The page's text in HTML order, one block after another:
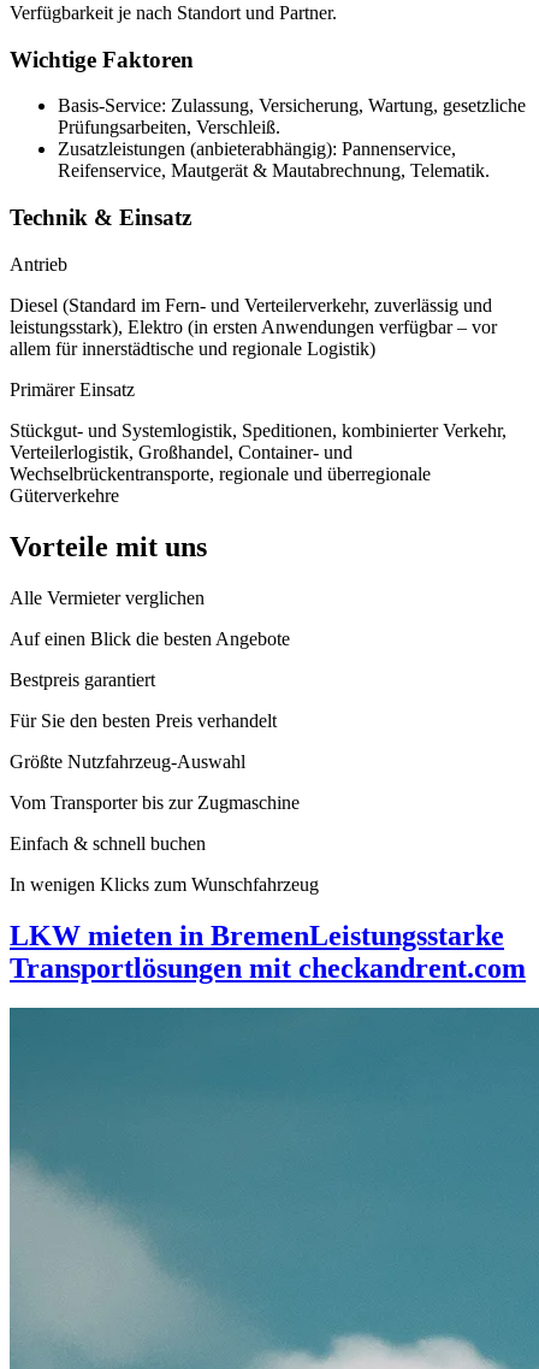
Verfügbarkeit je nach Standort und Partner.
Wichtige Faktoren
Basis-Service: Zulassung, Versicherung, Wartung, gesetzliche
Prüfungsarbeiten, Verschleiß.
Zusatzleistungen (anbieterabhängig): Pannenservice,
Reifenservice, Mautgerät & Mautabrechnung, Telematik.
Technik & Einsatz
Antrieb
Diesel (Standard im Fern- und Verteilerverkehr, zuverlässig und
leistungsstark), Elektro (in ersten Anwendungen verfügbar – vor
allem für innerstädtische und regionale Logistik)
Primärer Einsatz
Stückgut- und Systemlogistik, Speditionen, kombinierter Verkehr,
Verteilerlogistik, Großhandel, Container- und
Wechselbrückentransporte, regionale und überregionale
Güterverkehre
Vorteile mit uns
Alle Vermieter verglichen
Auf einen Blick die besten Angebote
Bestpreis garantiert
Für Sie den besten Preis verhandelt
Größte Nutzfahrzeug-Auswahl
Vom Transporter bis zur Zugmaschine
Einfach & schnell buchen
In wenigen Klicks zum Wunschfahrzeug
LKW mieten in BremenLeistungsstarke
Transportlösungen mit checkandrent.com